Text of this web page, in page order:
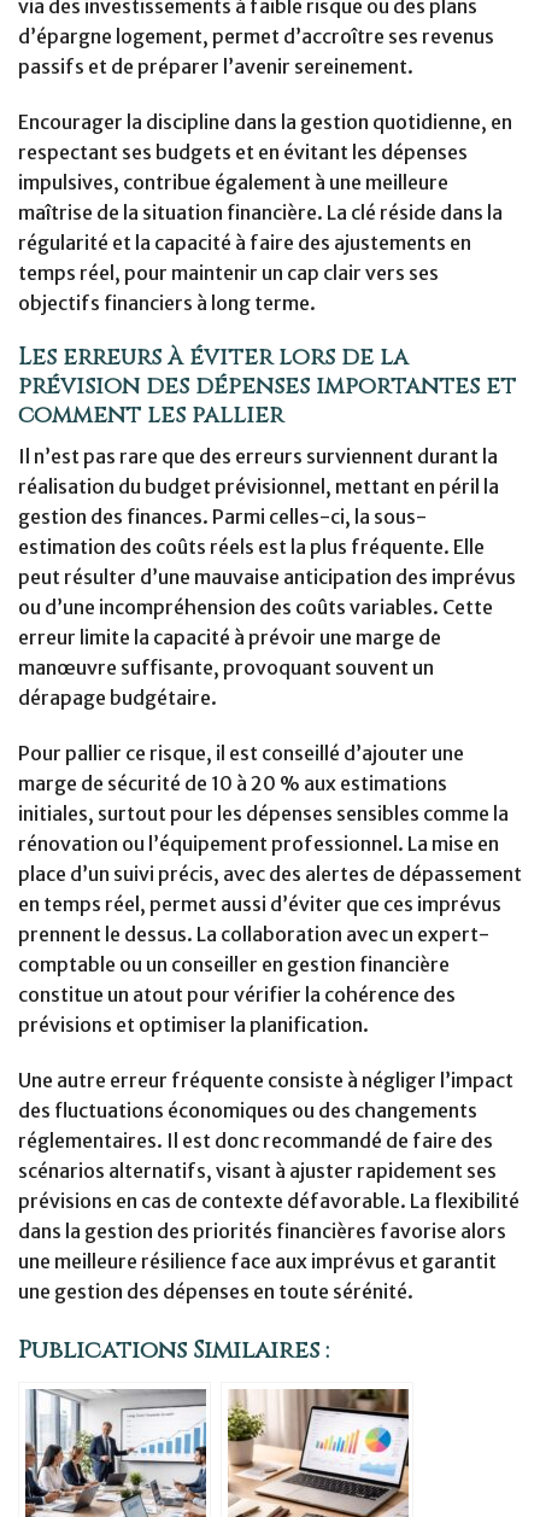
via des investissements à faible risque ou des plans
d’épargne logement, permet d’accroître ses revenus
passifs et de préparer l’avenir sereinement.
Encourager la discipline dans la gestion quotidienne, en
respectant ses budgets et en évitant les dépenses
impulsives, contribue également à une meilleure
maîtrise de la situation financière. La clé réside dans la
régularité et la capacité à faire des ajustements en
temps réel, pour maintenir un cap clair vers ses
objectifs financiers à long terme.
Les erreurs à éviter lors de la
prévision des dépenses importantes et
comment les pallier
Il n’est pas rare que des erreurs surviennent durant la
réalisation du budget prévisionnel, mettant en péril la
gestion des finances. Parmi celles-ci, la sous-
estimation des coûts réels est la plus fréquente. Elle
peut résulter d’une mauvaise anticipation des imprévus
ou d’une incompréhension des coûts variables. Cette
erreur limite la capacité à prévoir une marge de
manœuvre suffisante, provoquant souvent un
dérapage budgétaire.
Pour pallier ce risque, il est conseillé d’ajouter une
marge de sécurité de 10 à 20 % aux estimations
initiales, surtout pour les dépenses sensibles comme la
rénovation ou l’équipement professionnel. La mise en
place d’un suivi précis, avec des alertes de dépassement
en temps réel, permet aussi d’éviter que ces imprévus
prennent le dessus. La collaboration avec un expert-
comptable ou un conseiller en gestion financière
constitue un atout pour vérifier la cohérence des
prévisions et optimiser la planification.
Une autre erreur fréquente consiste à négliger l’impact
des fluctuations économiques ou des changements
réglementaires. Il est donc recommandé de faire des
scénarios alternatifs, visant à ajuster rapidement ses
prévisions en cas de contexte défavorable. La flexibilité
dans la gestion des priorités financières favorise alors
une meilleure résilience face aux imprévus et garantit
une gestion des dépenses en toute sérénité.
Publications Similaires :